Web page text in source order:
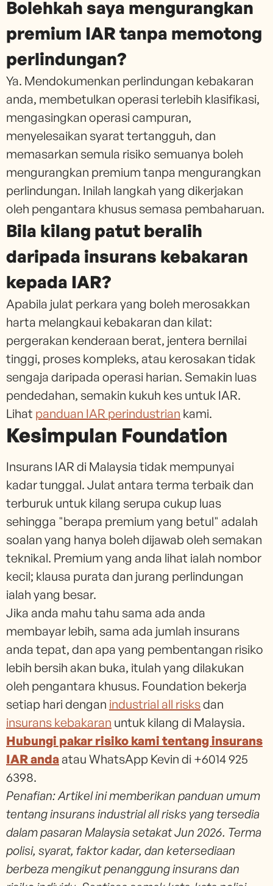
Bolehkah saya mengurangkan
premium IAR tanpa memotong
perlindungan?
Ya. Mendokumenkan perlindungan kebakaran
anda, membetulkan operasi terlebih klasifikasi,
mengasingkan operasi campuran,
menyelesaikan syarat tertangguh, dan
memasarkan semula risiko semuanya boleh
mengurangkan premium tanpa mengurangkan
perlindungan. Inilah langkah yang dikerjakan
oleh pengantara khusus semasa pembaharuan.
Bila kilang patut beralih
daripada insurans kebakaran
kepada IAR?
Apabila julat perkara yang boleh merosakkan
harta melangkaui kebakaran dan kilat:
pergerakan kenderaan berat, jentera bernilai
tinggi, proses kompleks, atau kerosakan tidak
sengaja daripada operasi harian. Semakin luas
pendedahan, semakin kukuh kes untuk IAR.
Lihat panduan IAR perindustrian kami.
Kesimpulan Foundation
Insurans IAR di Malaysia tidak mempunyai
kadar tunggal. Julat antara terma terbaik dan
terburuk untuk kilang serupa cukup luas
sehingga "berapa premium yang betul" adalah
soalan yang hanya boleh dijawab oleh semakan
teknikal. Premium yang anda lihat ialah nombor
kecil; klausa purata dan jurang perlindungan
ialah yang besar.
Jika anda mahu tahu sama ada anda
membayar lebih, sama ada jumlah insurans
anda tepat, dan apa yang pembentangan risiko
lebih bersih akan buka, itulah yang dilakukan
oleh pengantara khusus. Foundation bekerja
setiap hari dengan industrial all risksdan
insurans kebakaran untuk kilang di Malaysia.
Hubungi pakar risiko kami tentang insurans
IAR anda atau WhatsApp Kevin di +6014 925
6398.
Penafian: Artikel ini memberikan panduan umum
tentang insurans industrial all risks yang tersedia
dalam pasaran Malaysia setakat Jun 2026. Terma
polisi, syarat, faktor kadar, dan ketersediaan
berbeza mengikut penanggung insurans dan